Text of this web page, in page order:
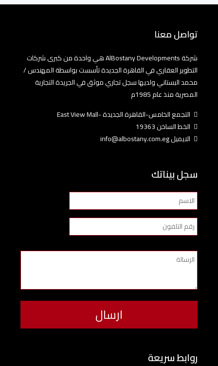
تواصل معنا
شركة AlBostany Developments هي واحدة من كبرى شركات
التطوير العقاري في القاهرة الجديدة تأسست بواسطة المهندس /
محمد البستاني ولديها سجل تجاري موثق في الجريدة التجارية
المصرية منذ عام 1985م
التجمع الخامس-القاهرة الجديدة -East View Mall
الخط الساخن 19363
الايميل info@albostany.com.eg
سجل بيناتك
روابط سريعة